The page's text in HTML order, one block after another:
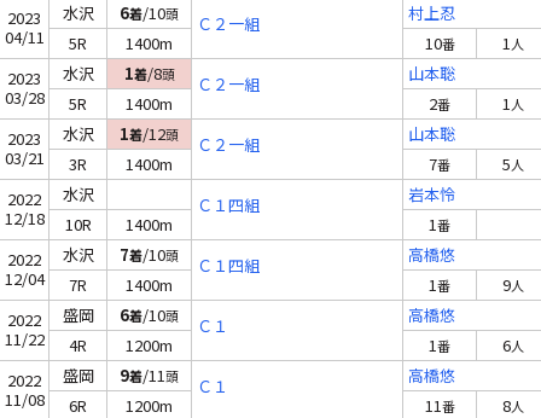
2023
04/11
水沢 6着/10頭 Ｃ２一組
村上忍
5R
1400m 10番 1人
2023
03/28
水沢 1着/8頭 Ｃ２一組
山本聡
5R
1400m 2番 1人
2023
03/21
水沢 1着/12頭 Ｃ２一組
山本聡
3R
1400m 7番 5人
2022
12/18
水沢 Ｃ１四組
岩本怜
10R
1400m 1番
2022
12/04
水沢 7着/10頭 Ｃ１四組
高橋悠
7R
1400m 1番 9人
2022
11/22
盛岡 6着/10頭 Ｃ１
高橋悠
4R
1200m 1番 6人
2022
11/08
盛岡 9着/11頭 Ｃ１
高橋悠
6R
1200m 11番 8人